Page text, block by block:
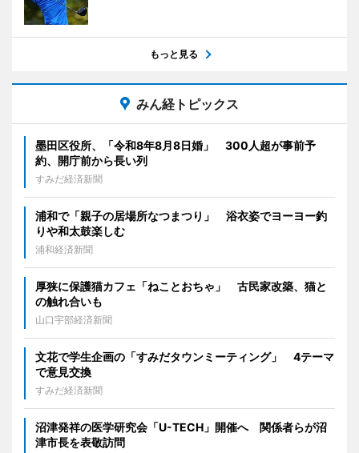
もっと見る
みん経トピックス
墨田区役所、「令和8年8月8日婚」 300人超が事前予
約、開庁前から長い列
すみだ経済新聞
浦和で「親子の居場所なつまつり」 浴衣姿でヨーヨー釣
りや和太鼓楽しむ
浦和経済新聞
厚狭に保護猫カフェ「ねことおちゃ」 古民家改築、猫と
の触れ合いも
山口宇部経済新聞
文花で学生企画の「すみだタウンミーティング」 4テーマ
で意見交換
すみだ経済新聞
沼津発祥の医学研究会「U-TECH」開催へ 関係者らが沼
津市長を表敬訪問